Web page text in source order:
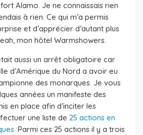
Alamo. Je ne connaissais rien
à rien. Ce qui m’a permis
et d’apprécier d’autant plus
mon hôtel Warmshowers.
aussi un arrêt obligatoire car
d’Amérique du Nord a avoir eu
des monarques. Je vous
années un manifeste des
en place afin d’inciter les
une liste de 25 actions en
. Parmi ces 25 actions il y a trois